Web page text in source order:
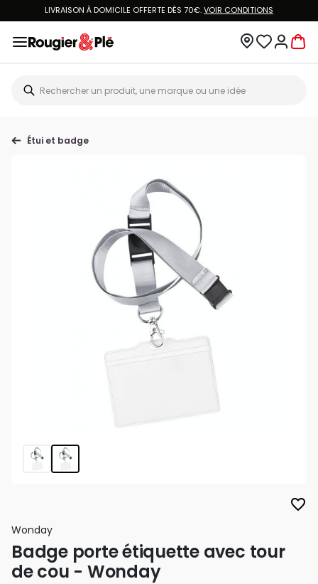
LIVRAISON À DOMICILE OFFERTE DÈS 70€.VOIR CONDITIONS
Étui et badge
favorite_border
Wonday
Badge porte étiquette avec tour
de cou - Wonday